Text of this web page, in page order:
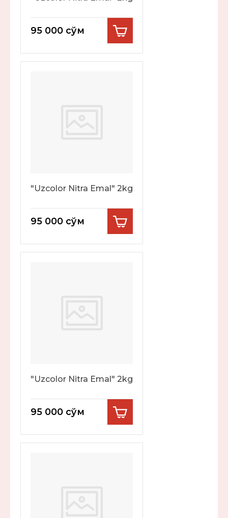
95 000 сўм
"Uzcolor Nitra Emal" 2kg
95 000 сўм
"Uzcolor Nitra Emal" 2kg
95 000 сўм